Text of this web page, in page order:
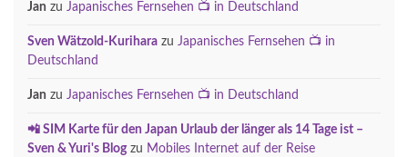
Jan zu Japanisches Fernsehen 📺 in Deutschland
Sven Wätzold-Kurihara zu Japanisches Fernsehen 📺 in
Deutschland
Jan zu Japanisches Fernsehen 📺 in Deutschland
📲 SIM Karte für den Japan Urlaub der länger als 14 Tage ist –
Sven & Yuri's Blogzu Mobiles Internet auf der Reise